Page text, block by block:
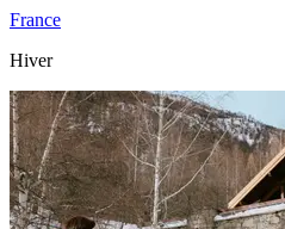
France
Hiver